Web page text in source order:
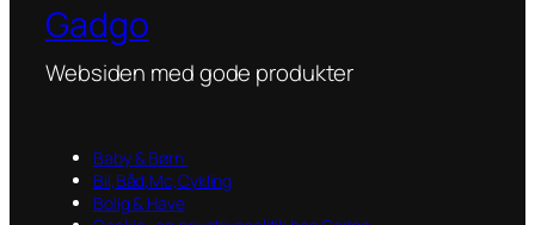
Gadgo
Websiden med gode produkter
Baby & Børn.
Bil,Båd,Mc,Cykling
Bolig & Have